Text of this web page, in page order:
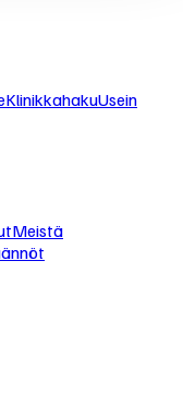
KlinikkahakuUsein
Meistä